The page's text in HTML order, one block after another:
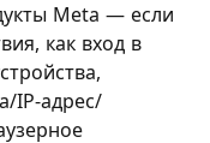
Meta — если
как вход в
IP-адрес/